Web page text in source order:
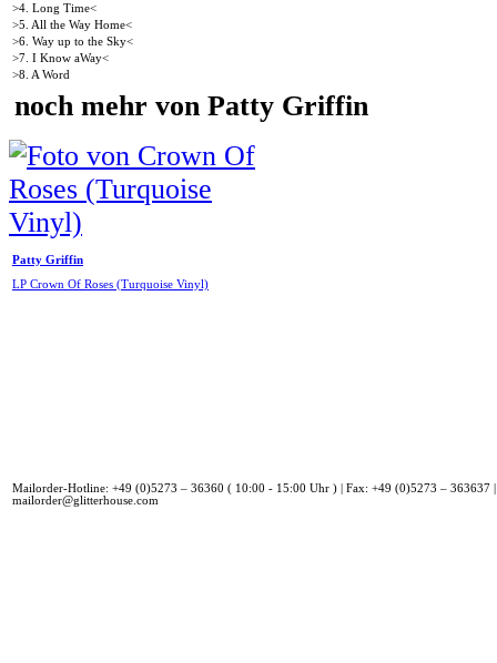
>4. Long Time<
>5. All the Way Home<
>6. Way up to the Sky<
>7. I Know aWay<
>8. A Word
noch mehr von Patty Griffin
Patty Griffin
LP Crown Of Roses (Turquoise Vinyl)
Mailorder-Hotline: +49 (0)5273 – 36360 ( 10:00 - 15:00 Uhr ) | Fax: +49 (0)5273 – 363637
mailorder@glitterhouse.com